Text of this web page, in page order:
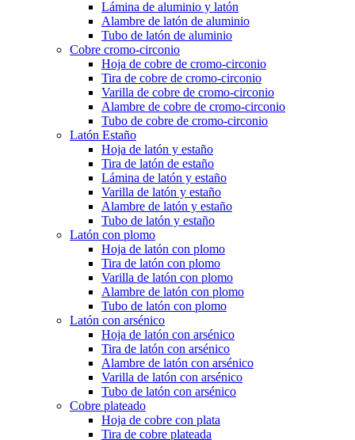
Lámina de aluminio y latón
Alambre de latón de aluminio
Tubo de latón de aluminio
Cobre cromo-circonio
Hoja de cobre de cromo-circonio
Tira de cobre de cromo-circonio
Varilla de cobre de cromo-circonio
Alambre de cobre de cromo-circonio
Tubo de cobre de cromo-circonio
Latón Estaño
Hoja de latón y estaño
Tira de latón de estaño
Lámina de latón y estaño
Varilla de latón y estaño
Alambre de latón y estaño
Tubo de latón y estaño
Latón con plomo
Hoja de latón con plomo
Tira de latón con plomo
Varilla de latón con plomo
Alambre de latón con plomo
Tubo de latón con plomo
Latón con arsénico
Hoja de latón con arsénico
Tira de latón con arsénico
Alambre de latón con arsénico
Varilla de latón con arsénico
Tubo de latón con arsénico
Cobre plateado
Hoja de cobre con plata
Tira de cobre plateada